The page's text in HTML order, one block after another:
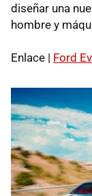
diseñar una
hombre y
Enlace | Ford